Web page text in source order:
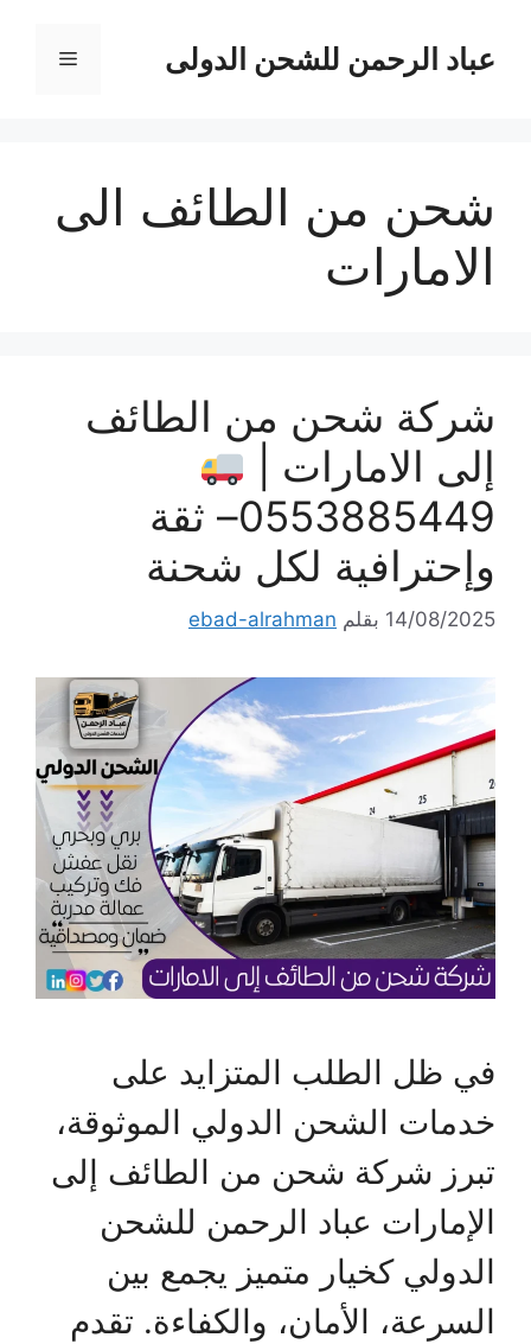
المحتوىعباد الرحمن للشحن الدولى القائمة
شحن من الطائف الى
الامارات
شركة شحن من الطائف
إلى الامارات |
0553885449– ثقة
وإحترافية لكل شحنة
14/08/2025 بقلم ebad-alrahman
في ظل الطلب المتزايد على
خدمات الشحن الدولي الموثوقة،
تبرز شركة شحن من الطائف إلى
الإمارات عباد الرحمن للشحن
الدولي كخيار متميز يجمع بين
السرعة، الأمان، والكفاءة. تقدم